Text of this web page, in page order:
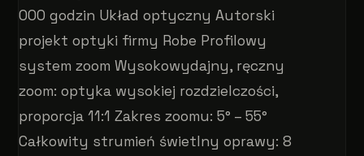
000 godzin Układ optyczny Autorski
projekt optyki firmy Robe Profilowy
system zoom Wysokowydajny, ręczny
zoom: optyka wysokiej rozdzielczości,
proporcja 11:1 Zakres zoomu: 5° – 55°
Całkowity strumień świetlny oprawy: 8